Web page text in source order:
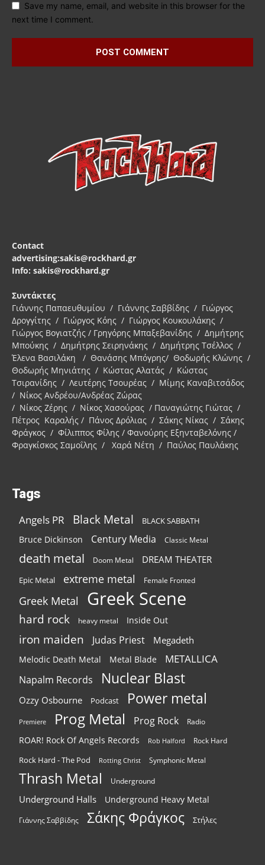
Save my name, email, and website in this browser for the
next time I comment.
Contact
advertising:sakis@rockhard.gr
Info: sakis@rockhard.gr
Συντάκτες
Γιάννης Παπαευθυμίου / Γιάννης Σαββίδης / Γιώργος
Δρογγίτης / Γιώργος Κόης / Γιώργος Κουκουλάκης /
Γιώργος Βογιατζής / Γρηγόρης Μπαξεβανίδης / Δημήτρης
Μπούκης / Δημήτρης Σειρηνάκης / Δημήτρης Τσέλλος /
Έλενα Βασιλάκη / Θανάσης Μπόγρης/ Θοδωρής Κλώνης /
Θοδωρής Μηνιάτης / Κώστας Αλατάς / Κώστας
Τσιρανίδης / Λευτέρης Τσουρέας / Μίμης Καναβιτσάδος
/ Νίκος Ανδρέου/Ανδρέας Ζώρας
/ Νίκος Ζέρης / Νίκος Χασούρας / Παναγιώτης Γιώτας /
Πέτρος Καραλής / Πάνος Δρόλιας / Σάκης Νίκας / Σάκης
Φράγκος / Φίλιππος Φίλης / Φανούρης Εξηνταβελόνης /
Φραγκίσκος Σαμοΐλης / Χαρά Νέτη / Παύλος Παυλάκης
Tags
Angels PR Black Metal BLACK SABBATH
Bruce Dickinson Century Media Classic Metal
death metal Doom Metal DREAM THEATER
Epic Metal extreme metal Female Fronted
Greek Metal Greek Scene
hard rock heavy metal Inside Out
iron maiden Judas Priest Megadeth
Melodic Death Metal Metal Blade METALLICA
Napalm Records Nuclear Blast
Ozzy Osbourne Podcast Power metal
Premiere Prog Metal Prog Rock Radio
ROAR! Rock Of Angels Records Rob Halford Rock Hard
Rock Hard - The Pod Rotting Christ Symphonic Metal
Thrash Metal Underground
Underground Halls Underground Heavy Metal
Γιάννης Σαββίδης Σάκης Φράγκος Στήλες